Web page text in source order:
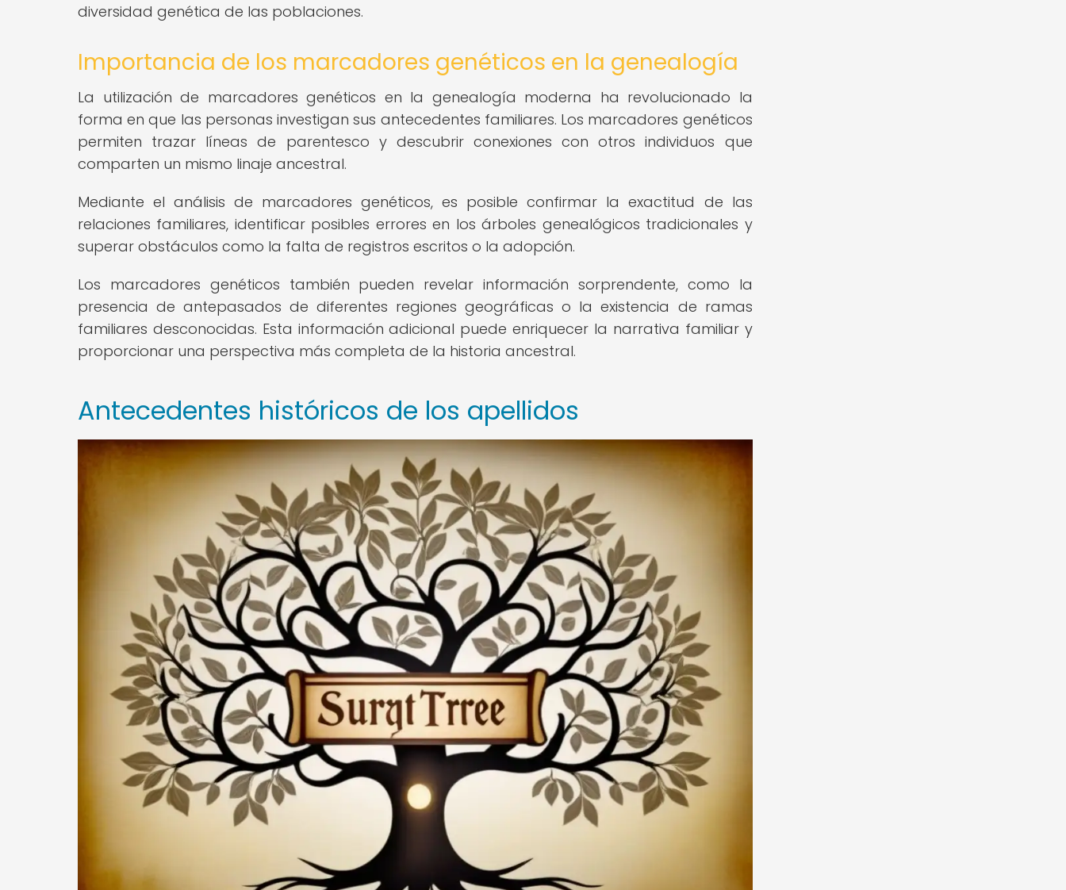
diversidad genética de las poblaciones.
Importancia de los marcadores genéticos en la genealogía
La utilización de marcadores genéticos en la genealogía moderna ha revolucionado la
forma en que las personas investigan sus antecedentes familiares. Los marcadores genéticos
permiten trazar líneas de parentesco y descubrir conexiones con otros individuos que
comparten un mismo linaje ancestral.
Mediante el análisis de marcadores genéticos, es posible confirmar la exactitud de las
relaciones familiares, identificar posibles errores en los árboles genealógicos tradicionales y
superar obstáculos como la falta de registros escritos o la adopción.
Los marcadores genéticos también pueden revelar información sorprendente, como la
presencia de antepasados de diferentes regiones geográficas o la existencia de ramas
familiares desconocidas. Esta información adicional puede enriquecer la narrativa familiar y
proporcionar una perspectiva más completa de la historia ancestral.
Antecedentes históricos de los apellidos